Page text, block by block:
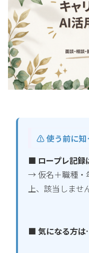
⚠️ 使う前に知
■ ロープレ記録
→ 仮名＋職種・
上、該当しませ
■ 気になる方